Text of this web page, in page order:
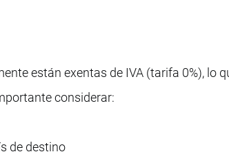
están exentas de IVA (tarifa 0%), lo
considerar:
de destino